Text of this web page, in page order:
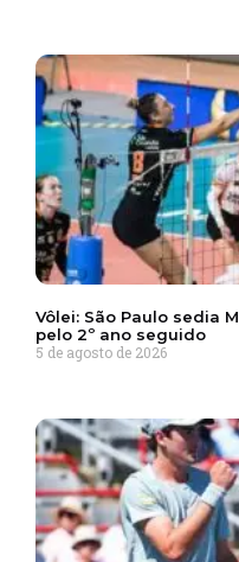
Vôlei: São Paulo sedia
pelo 2º ano seguido
5 de agosto de 2026